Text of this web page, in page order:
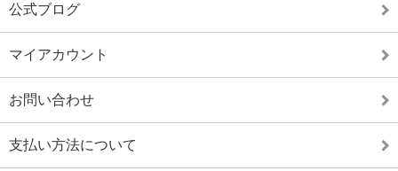
公式ブログ
マイアカウント
お問い合わせ
支払い方法について